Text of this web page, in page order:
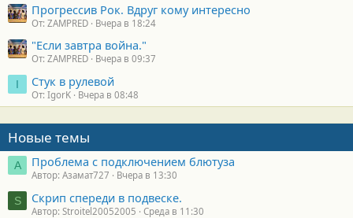
Прогрессив Рок. Вдруг кому интересно
От: ZAMPRED Вчера в 18:24
"Если завтра война."
От: ZAMPRED Вчера в 09:37
I Стук в рулевой
От: IgorK Вчера в 08:48
Новые темы
А Проблема с подключением блютуза
Автор: Азамат727 Вчера в 13:30
S Скрип спереди в подвеске.
Автор: Stroitel20052005 Среда в 11:30